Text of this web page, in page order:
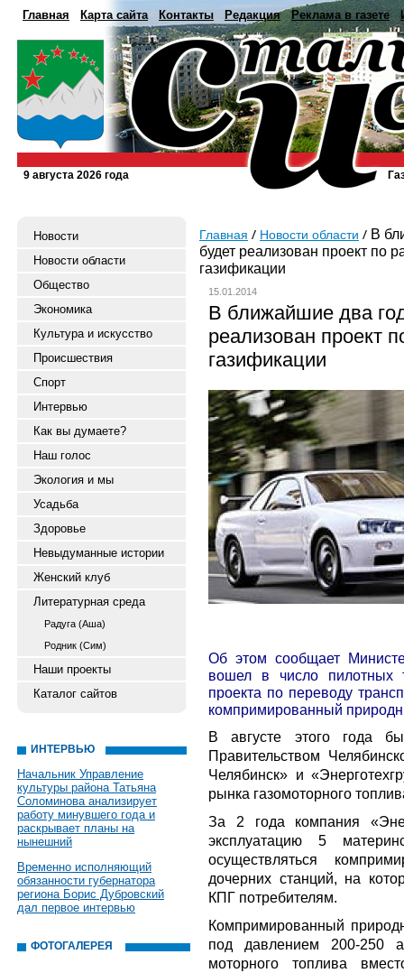
Главная Карта сайта Контакты Редакция Реклама в газете
9 августа 2026 года
Новости
Новости области
Общество
Экономика
Культура и искусство
Происшествия
Спорт
Интервью
Как вы думаете?
Наш голос
Экология и мы
Усадьба
Здоровье
Невыдуманные истории
Женский клуб
Литературная среда
Радуга (Аша)
Родник (Сим)
Наши проекты
Каталог сайтов
ИНТЕРВЬЮ
Начальник Управление
культуры района Татьяна
Соломинова анализирует
работу минувшего года и
раскрывает планы на
нынешний
Временно исполняющий
обязанности губернатора
региона Борис Дубровский
дал первое интервью
ФОТОГАЛЕРЕЯ
Главная Новости области
В
будет реализован проект по
газификации
15.01.2014
В ближайшие два
реализован проект
газификации
Об этом сообщает
вошел в число пилотных
проекта по переводу
компримированный
В августе этого года
Правительством
Челябинск» и
рынка газомоторного
За 2 года компания
эксплуатацию 5
осуществляться
дочерних станций, на
КПГ потребителям.
Компримированный
под давлением 200-250
моторного топлива